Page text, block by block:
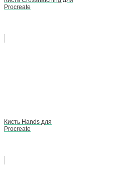
Procreate
Кисть Hands для
Procreate